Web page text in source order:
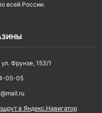
всей России.
ул. Фрунзе, 153/1
05-05
в Яндекс.Навигатор